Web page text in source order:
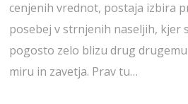
cenjenih vrednot, postaja izbira
posebej v strnjenih naseljih, kjer
pogosto zelo blizu drug
miru in zavetja. Prav tu…